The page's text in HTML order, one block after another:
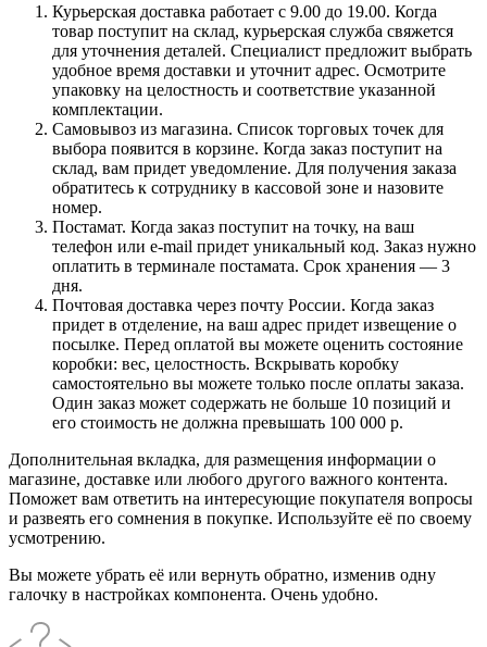
Курьерская доставка работает с 9.00 до 19.00. Когда
товар поступит на склад, курьерская служба свяжется
для уточнения деталей. Специалист предложит выбрать
удобное время доставки и уточнит адрес. Осмотрите
упаковку на целостность и соответствие указанной
комплектации.
Самовывоз из магазина. Список торговых точек для
выбора появится в корзине. Когда заказ поступит на
склад, вам придет уведомление. Для получения заказа
обратитесь к сотруднику в кассовой зоне и назовите
номер.
Постамат. Когда заказ поступит на точку, на ваш
телефон или e-mail придет уникальный код. Заказ нужно
оплатить в терминале постамата. Срок хранения — 3
дня.
Почтовая доставка через почту России. Когда заказ
придет в отделение, на ваш адрес придет извещение о
посылке. Перед оплатой вы можете оценить состояние
коробки: вес, целостность. Вскрывать коробку
самостоятельно вы можете только после оплаты заказа.
Один заказ может содержать не больше 10 позиций и
его стоимость не должна превышать 100 000 р.
Дополнительная вкладка, для размещения информации о
магазине, доставке или любого другого важного контента.
Поможет вам ответить на интересующие покупателя вопросы
и развеять его сомнения в покупке. Используйте её по своему
усмотрению.
Вы можете убрать её или вернуть обратно, изменив одну
галочку в настройках компонента. Очень удобно.